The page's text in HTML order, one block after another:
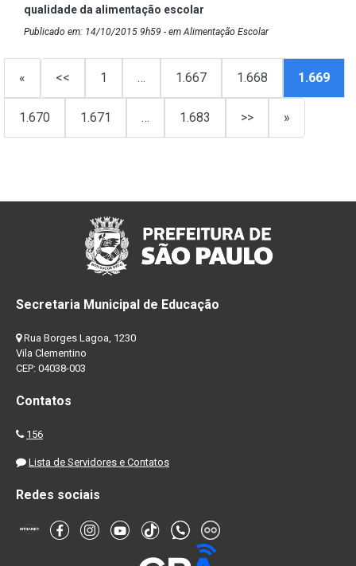
qualidade da alimentação escolar
Publicado em: 14/10/2015 9h59 - em Alimentação Escolar
« << 1 … 1.667 1.668 1.669
1.670 1.671 … 1.683 >> »
Secretaria Municipal de Educação
Rua Borges Lagoa, 1230
Vila Clementino
CEP: 04038-003
Contatos
156
Lista de Servidores e Contatos
Redes sociais